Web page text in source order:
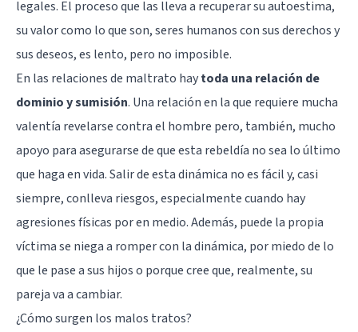
legales. El proceso que las lleva a recuperar su autoestima,
su valor como lo que son, seres humanos con sus derechos y
sus deseos, es lento, pero no imposible.
En las relaciones de maltrato haytoda una relación de
dominio y sumisión. Una relación en la que requiere mucha
valentía revelarse contra el hombre pero, también, mucho
apoyo para asegurarse de que esta rebeldía no sea lo último
que haga en vida. Salir de esta dinámica no es fácil y, casi
siempre, conlleva riesgos, especialmente cuando hay
agresiones físicas por en medio. Además, puede la propia
víctima se niega a romper con la dinámica, por miedo de lo
que le pase a sus hijos o porque cree que, realmente, su
pareja va a cambiar.
¿Cómo surgen los malos tratos?